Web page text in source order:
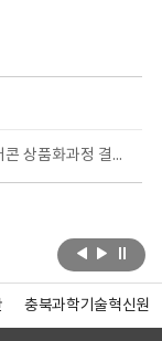
2021 충북콘텐츠코리아랩 캐릭터콘 상품화과정 결과평가회
충북과학기술혁신원